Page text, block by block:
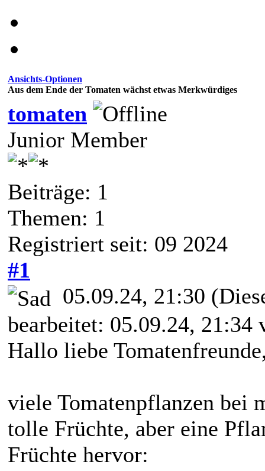
Ansichts-Optionen
Aus dem Ende der Tomaten wächst etwas Merkwürdiges
tomaten
Junior Member
Beiträge: 1
Themen: 1
Registriert seit: 09 2024
#1
05.09.24, 21:30
bearbeitet: 05.09.24, 21:34
Hallo liebe
viele Tomatenpflanzen bei
tolle Früchte, aber eine
Früchte hervor: